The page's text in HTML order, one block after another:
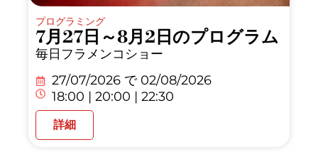
プログラミング
7月27日～8月2日のプログラム
毎日フラメンコショー
27/07/2026 で 02/08/2026
18:00 | 20:00 | 22:30
詳細